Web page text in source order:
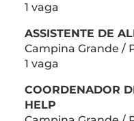
1 vaga
ASSISTENTE DE
Campina Grande /
1 vaga
COORDENADOR
HELP